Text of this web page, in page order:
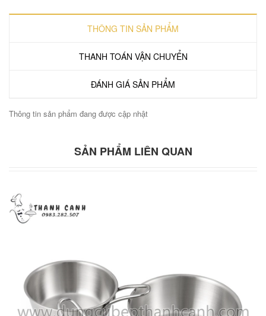
THÔNG TIN SẢN PHẨM
THANH TOÁN VẬN CHUYỂN
ĐÁNH GIÁ SẢN PHẨM
Thông tin sản phẩm đang được cập nhật
SẢN PHẨM LIÊN QUAN